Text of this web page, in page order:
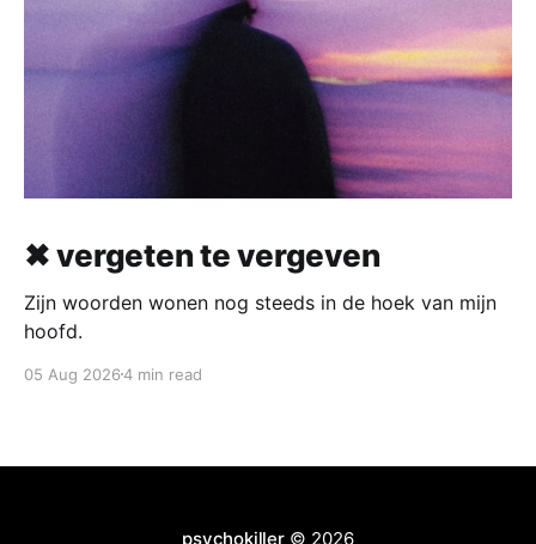
✖ vergeten te vergeven
Zijn woorden wonen nog steeds in de hoek van mijn
hoofd.
05 Aug 20264 min read
psychokiller© 2026